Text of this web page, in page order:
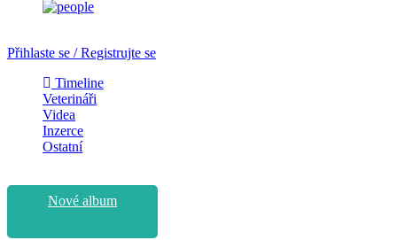
Přihlaste se / Registrujte se
Timeline
Veterináři
Videa
Inzerce
Ostatní
Nové album